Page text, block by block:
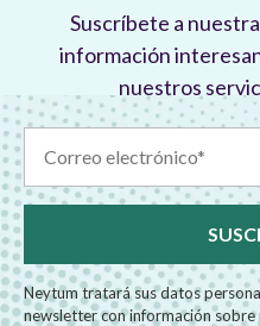
Suscríbete a
información
nuestros
Neytum tratará sus datos
newsletter con información